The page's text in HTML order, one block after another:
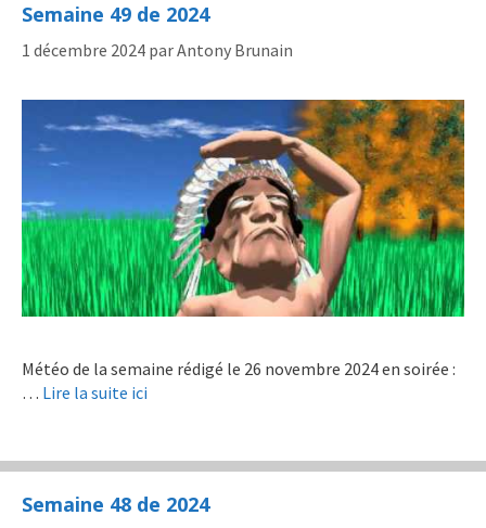
Semaine 49 de 2024
1 décembre 2024 parAntony Brunain
Météo de la semaine rédigé le 26 novembre 2024 en soirée :
… Lire la suite ici
Semaine 48 de 2024